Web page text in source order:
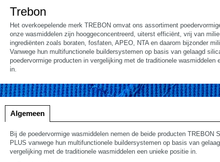
Trebon
Het overkoepelende merk TREBON omvat ons assortiment
onze wasmiddelen zijn hooggeconcentreerd, uiterst efficiënt, vrij van
ingrediënten zoals boraten, fosfaten, APEO, NTA en daarom bijzonder
Vanwege hun multifunctionele buildersystemen op basis van gelaagd
poedervormige producten in vergelijking met de traditionele wasmiddelen
in.
Algemeen
Bij de poedervormige wasmiddelen nemen de beide producten TREBON
PLUS vanwege hun multifunctionele buildersystemen op basis van
vergelijking met de traditionele wasmiddelen een unieke positie in.